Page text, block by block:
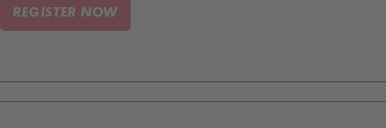
REGISTER NOW